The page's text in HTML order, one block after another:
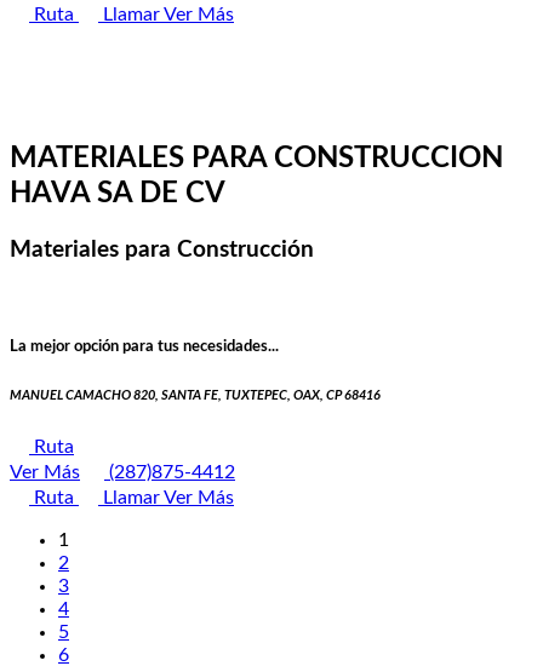
Ruta
LlamarVer Más
MATERIALES PARA CONSTRUCCION
HAVA SA DE CV
Materiales para Construcción
La mejor opción para tus necesidades...
MANUEL CAMACHO 820, SANTA FE, TUXTEPEC, OAX, CP 68416
Ruta
Ver Más
(287)875-4412
Ruta
LlamarVer Más
1
2
3
4
5
6